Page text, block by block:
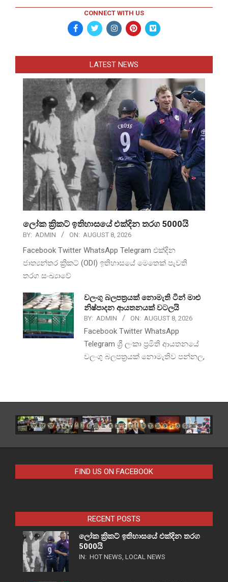
CONNECT WITH US
LATEST NEWS
ලෝක ක්‍රිකට් ඉතිහාසයේ එක්දින තරග 5000යි
BY: ADMIN ON: AUGUST 8, 2026
Facebook Twitter WhatsApp Telegram එක්දින
ජාත්‍යන්තර ක්‍රිකට් (ODI) ඉතිහාසයේ මෙතෙක් පැවති
තරග සංඛ්‍යාවේ
වලංගු බලපත්‍රයක් නොමැති ටින් මාළු
නිෂ්පාදන ආයතනයක් වටලයි
BY: ADMIN ON: AUGUST 8, 2026
Facebook Twitter WhatsApp
Telegram ශ්‍රී ලංකා ප්‍රමිති ආයතනයේ
වලංගු බලපත්‍රයක් නොමැතිව පන්නල,
FIND US ON FACEBOOK
RECENT POSTS
ලෝක ක්‍රිකට් ඉතිහාසයේ එක්දින තරග
5000යි
IN: HOT NEWS, LOCAL NEWS